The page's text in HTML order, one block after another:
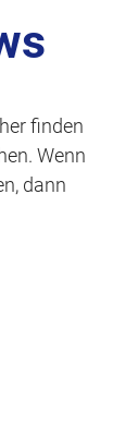
p
n
g
finden
Wenn
dann